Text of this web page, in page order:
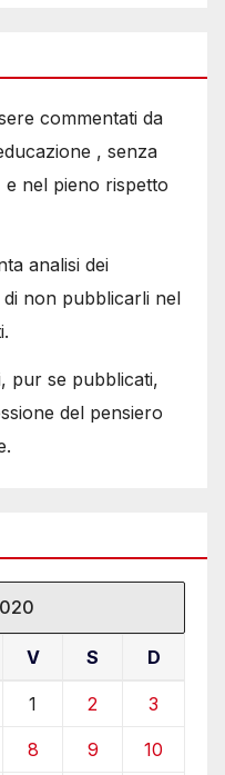
commentati da
, senza
e nel pieno rispetto
analisi dei
non pubblicarli nel
pur se pubblicati,
del pensiero
V S D
1 2 3
8 9 10